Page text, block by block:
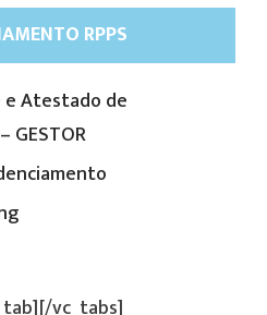
RPPS
e Atestado de
GESTOR